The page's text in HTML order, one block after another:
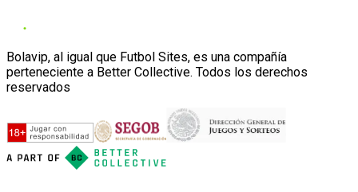
Bolavip, al igual que Futbol Sites, es una compañía
perteneciente a Better Collective. Todos los derechos
reservados